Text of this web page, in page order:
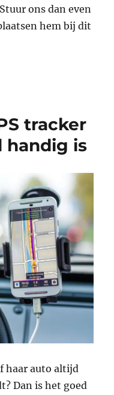
ons dan even
hem bij dit
tracker
handig is
haar auto altijd
Dan is het goed